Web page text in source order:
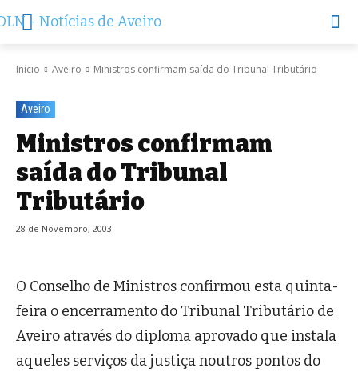
Início Aveiro Ministros confirmam saída do Tribunal Tributário
Aveiro
Ministros confirmam
saída do Tribunal
Tributário
28 de Novembro, 2003
O Conselho de Ministros confirmou esta quinta-
feira o encerramento do Tribunal Tributário de
Aveiro através do diploma aprovado que instala
aqueles serviços da justiça noutros pontos do